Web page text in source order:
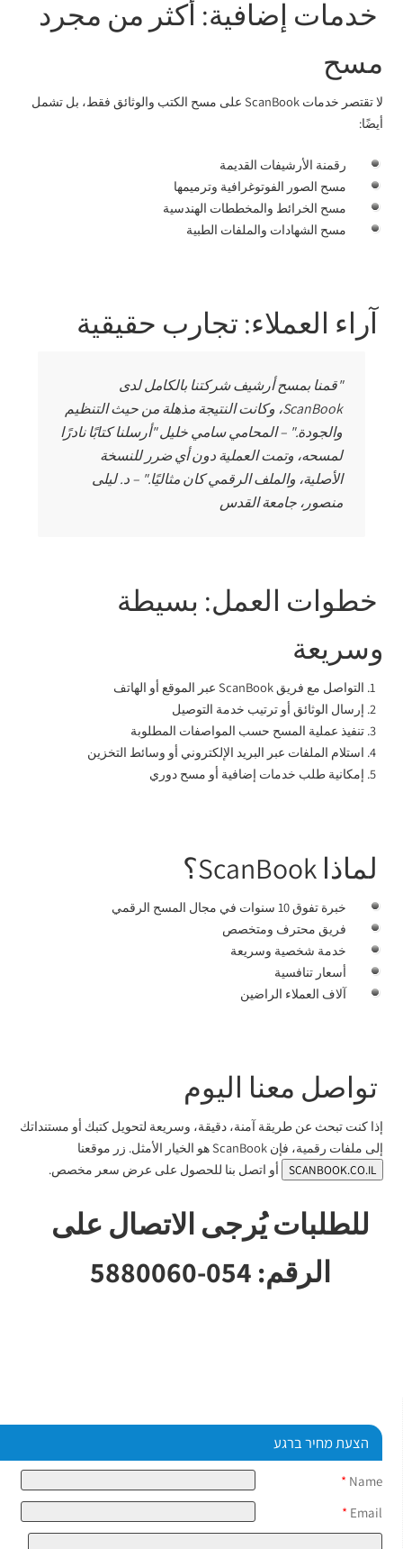
خدمات إضافية: أكثر من مجرد
مسح
لا تقتصر خدمات ScanBook على مسح الكتب والوثائق فقط، بل تشمل
أيضًا:
رقمنة الأرشيفات القديمة
مسح الصور الفوتوغرافية وترميمها
مسح الخرائط والمخططات الهندسية
مسح الشهادات والملفات الطبية
آراء العملاء: تجارب حقيقية
"قمنا بمسح أرشيف شركتنا بالكامل لدى
ScanBook، وكانت النتيجة مذهلة من حيث التنظيم
والجودة." – المحامي سامي خليل "أرسلنا كتابًا نادرًا
لمسحه، وتمت العملية دون أي ضرر للنسخة
الأصلية، والملف الرقمي كان مثاليًا." – د. ليلى
منصور، جامعة القدس
خطوات العمل: بسيطة
وسريعة
التواصل مع فريق ScanBook عبر الموقع أو الهاتف
إرسال الوثائق أو ترتيب خدمة التوصيل
تنفيذ عملية المسح حسب المواصفات المطلوبة
استلام الملفات عبر البريد الإلكتروني أو وسائط التخزين
إمكانية طلب خدمات إضافية أو مسح دوري
لماذا ScanBook؟
خبرة تفوق 10 سنوات في مجال المسح الرقمي
فريق محترف ومتخصص
خدمة شخصية وسريعة
أسعار تنافسية
آلاف العملاء الراضين
تواصل معنا اليوم
إذا كنت تبحث عن طريقة آمنة، دقيقة، وسريعة لتحويل كتبك أو مستنداتك
إلى ملفات رقمية، فإن ScanBook هو الخيار الأمثل. زر موقعنا
SCANBOOK.CO.IL أو اتصل بنا للحصول على عرض سعر مخصص.
للطلبات يُرجى الاتصال على
الرقم: 054-5880060
הצעת מחיר ברגע
Name
*
Email
*